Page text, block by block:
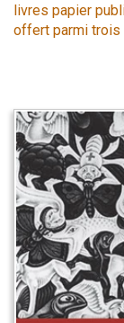
livres papier
offert parmi trois